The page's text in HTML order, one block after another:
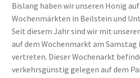
Bislang haben wir unseren Honig
Wochenmärkten in Beilstein und
Seit diesem Jahr sind wir mit
auf dem Wochenmarkt am Samstag
vertreten. Dieser Wochenarkt
verkehrsgünstig gelegen auf dem